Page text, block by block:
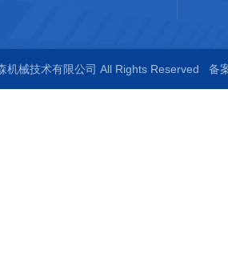
机械技术有限公司 All Rights Reserved 备